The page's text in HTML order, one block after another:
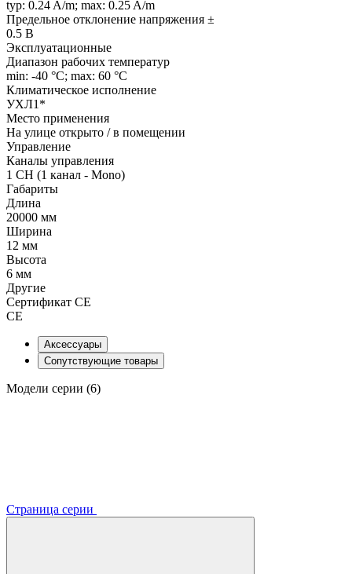
typ: 0.24 A/m; max: 0.25 A/m
Предельное отклонение напряжения ±
0.5 В
Эксплуатационные
Диапазон рабочих температур
min: -40 °C; max: 60 °C
Климатическое исполнение
УХЛ1*
Место применения
На улице открыто / в помещении
Управление
Каналы управления
1 CH (1 канал - Mono)
Габариты
Длина
20000 мм
Ширина
12 мм
Высота
6 мм
Другие
Сертификат CE
CE
Аксессуары
Сопутствующие товары
Модели серии (6)
Страница серии